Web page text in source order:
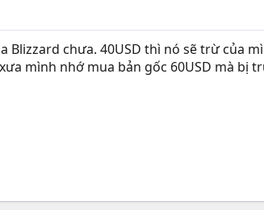
Blizzard chưa. 40USD thì nó sẽ trừ của
mình nhớ mua bản gốc 60USD mà bị